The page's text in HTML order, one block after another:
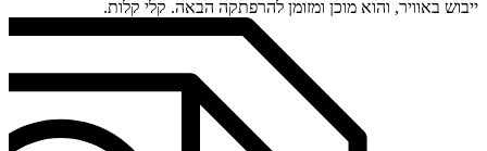
ייבוש באוויר, והוא מוכן ומזומן להרפתקה הבאה. קלי קלות.